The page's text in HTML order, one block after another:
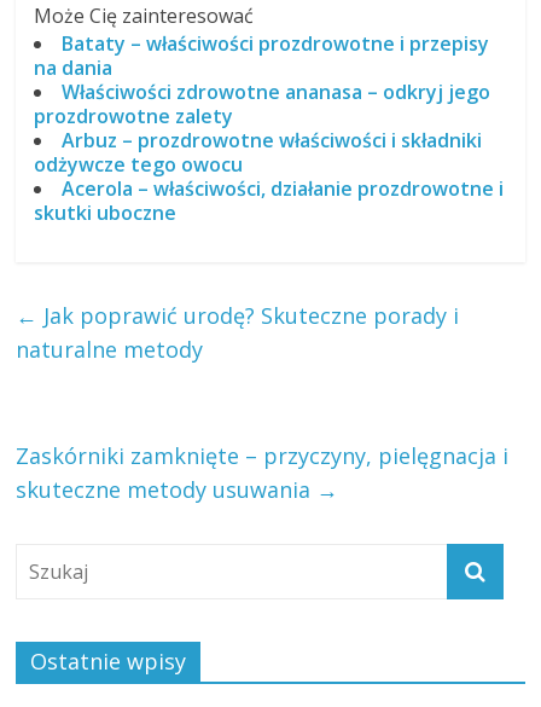
Może Cię zainteresować
Bataty – właściwości prozdrowotne i przepisy
na dania
Właściwości zdrowotne ananasa – odkryj jego
prozdrowotne zalety
Arbuz – prozdrowotne właściwości i składniki
odżywcze tego owocu
Acerola – właściwości, działanie prozdrowotne i
skutki uboczne
← Jak poprawić urodę? Skuteczne porady i
naturalne metody
Zaskórniki zamknięte – przyczyny, pielęgnacja i
skuteczne metody usuwania →
Ostatnie wpisy